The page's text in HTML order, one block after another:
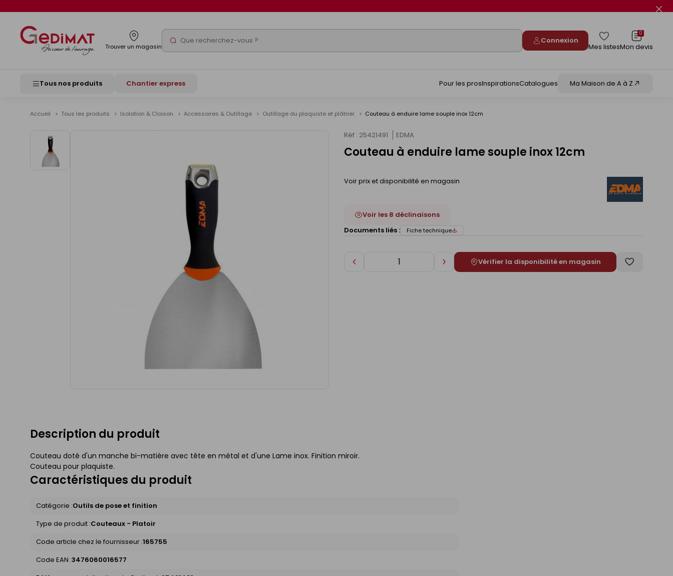
Trouver un magasin Rechercher Connexion
Mes listes
0
Mon devis
Tous nos produits Chantier express Pour les prosInspirationsCatalogues Ma Maison de A à Z
Accueil Tous les produits Isolation & Cloison Accessoires & Outillage Outillage du plaquiste et plâtrier Couteau à enduire lame souple inox 12cm
Réf : 25421491 EDMA
Couteau à enduire lame souple inox 12cm
Voir prix et disponibilité en magasin
Voir les 8 déclinaisons
Documents liés :
Fiche technique
Diminuer AugmenterVérifier la disponibilité en magasin
Enregistrer
Description du produit
Couteau doté d'un manche bi-matière avec tête en métal et d'une Lame inox. Finition miroir.
Couteau pour plaquiste.
Caractéristiques du produit
Catégorie :Outils de pose et finition
Type de produit :Couteaux - Platoir
Code article chez le fournisseur :165755
Code EAN :3476060016577